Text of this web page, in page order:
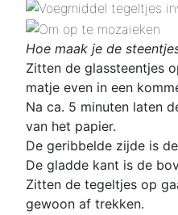
Hoe maak je de
Zitten de glassteentjes
matje even in een
Na ca. 5 minuten laten
van het papier.
De geribbelde zijde is
De gladde kant is de
Zitten de tegeltjes op
gewoon af trekken.